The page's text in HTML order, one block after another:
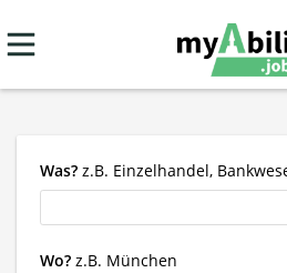
Was? z.B. Einzelhandel,
Wo? z.B. München